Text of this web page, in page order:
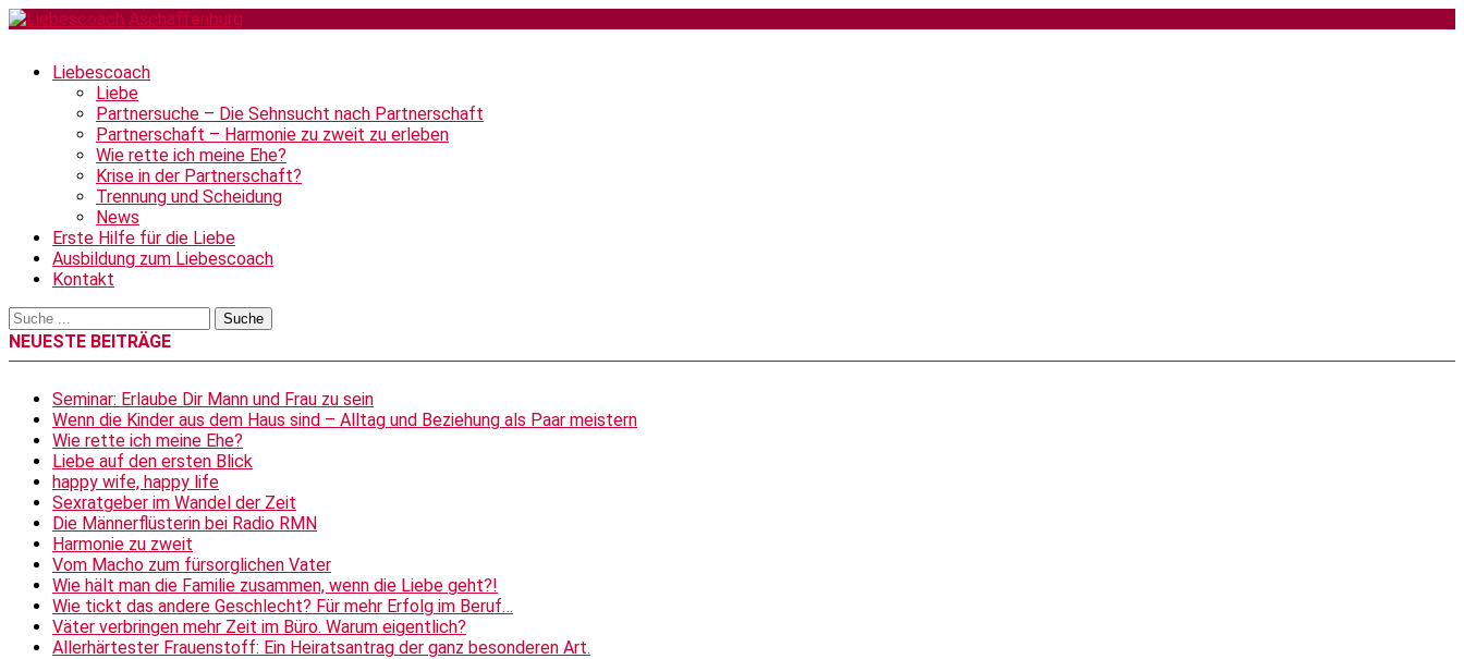
Liebescoach
Liebe
Partnersuche – Die Sehnsucht nach Partnerschaft
Partnerschaft – Harmonie zu zweit zu erleben
Wie rette ich meine Ehe?
Krise in der Partnerschaft?
Trennung und Scheidung
News
Erste Hilfe für die Liebe
Ausbildung zum Liebescoach
Kontakt
NEUESTE BEITRÄGE
Seminar: Erlaube Dir Mann und Frau zu sein
Wenn die Kinder aus dem Haus sind – Alltag und Beziehung als Paar meistern
Wie rette ich meine Ehe?
Liebe auf den ersten Blick
happy wife, happy life
Sexratgeber im Wandel der Zeit
Die Männerflüsterin bei Radio RMN
Harmonie zu zweit
Vom Macho zum fürsorglichen Vater
Wie hält man die Familie zusammen, wenn die Liebe geht?!
Wie tickt das andere Geschlecht? Für mehr Erfolg im Beruf…
Väter verbringen mehr Zeit im Büro. Warum eigentlich?
Allerhärtester Frauenstoff: Ein Heiratsantrag der ganz besonderen Art.